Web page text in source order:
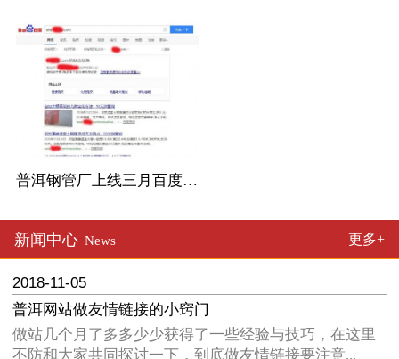
普洱钢管厂上线三月百度收录
新闻中心 News 更多+
2018-11-05
普洱网站做友情链接的小窍门
做站几个月了多多少少获得了一些经验与技巧，在这里
不防和大家共同探讨一下，到底做友情链接要注意...